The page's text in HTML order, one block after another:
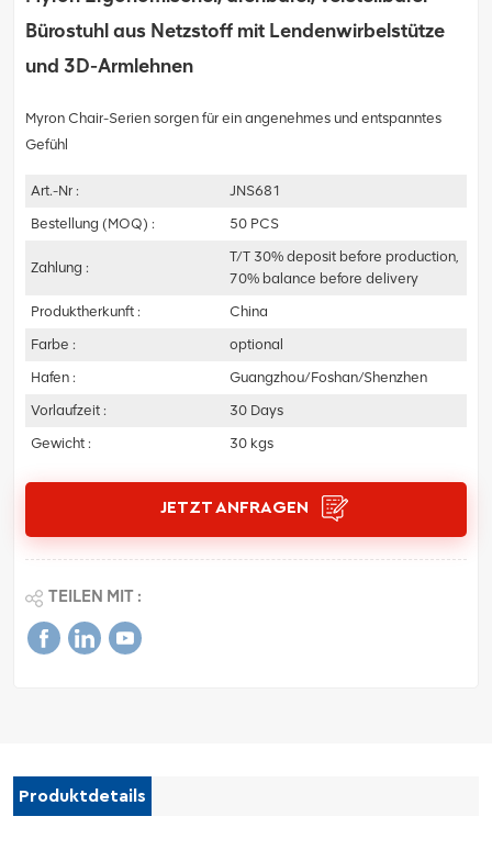
Bürostuhl aus Netzstoff mit Lendenwirbelstütze
und 3D-Armlehnen
Myron Chair-Serien sorgen für ein angenehmes und entspanntes
Gefühl
Art.-Nr :
JNS681
Bestellung (MOQ) :
50 PCS
Zahlung :
T/T 30% deposit before production,
70% balance before delivery
Produktherkunft :
China
Farbe :
optional
Hafen :
Guangzhou/Foshan/Shenzhen
Vorlaufzeit :
30 Days
Gewicht :
30 kgs
JETZT ANFRAGEN
TEILEN MIT :
Produktdetails